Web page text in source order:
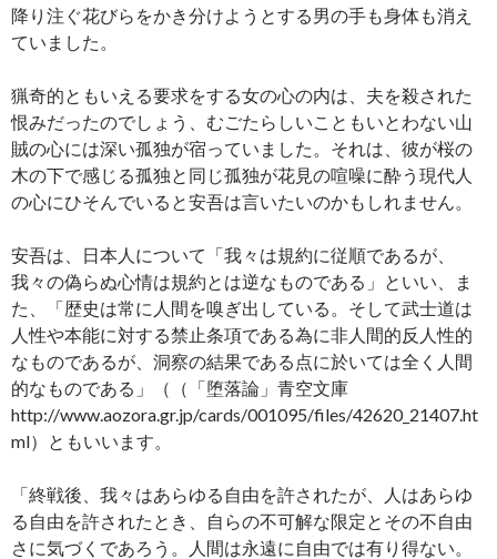
降り注ぐ花びらをかき分けようとする男の手も身体も消え
ていました。
猟奇的ともいえる要求をする女の心の内は、夫を殺された
恨みだったのでしょう、むごたらしいこともいとわない山
賊の心には深い孤独が宿っていました。それは、彼が桜の
木の下で感じる孤独と同じ孤独が花見の喧噪に酔う現代人
の心にひそんでいると安吾は言いたいのかもしれません。
安吾は、日本人について「我々は規約に従順であるが、
我々の偽らぬ心情は規約とは逆なものである」といい、ま
た、「歴史は常に人間を嗅ぎ出している。そして武士道は
人性や本能に対する禁止条項である為に非人間的反人性的
なものであるが、洞察の結果である点に於いては全く人間
的なものである」（（「堕落論」青空文庫
http://www.aozora.gr.jp/cards/001095/files/42620_21407.ht
ml）ともいいます。
「終戦後、我々はあらゆる自由を許されたが、人はあらゆ
る自由を許されたとき、自らの不可解な限定とその不自由
さに気づくであろう。人間は永遠に自由では有り得ない。